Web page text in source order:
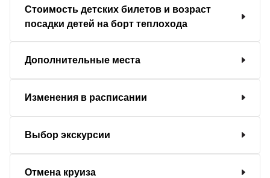
Стоимость детских билетов и возраст
посадки детей на борт теплохода
Дополнительные места
Изменения в расписании
Выбор экскурсии
Отмена круиза